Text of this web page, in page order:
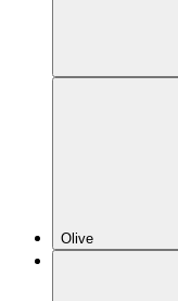
Olive